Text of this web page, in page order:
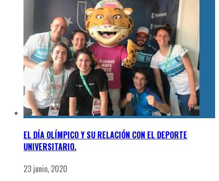
EL DÍA OLÍMPICO Y SU RELACIÓN CON EL DEPORTE
UNIVERSITARIO.
23 junio, 2020